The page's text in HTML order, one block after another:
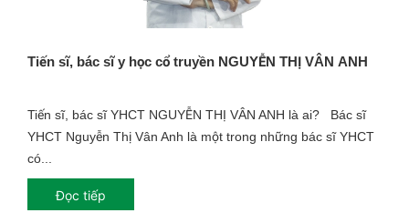
Tiến sĩ, bác sĩ y học cổ truyền NGUYỄN THỊ VÂN ANH
Tiến sĩ, bác sĩ YHCT NGUYỄN THỊ VÂN ANH là ai? Bác sĩ
YHCT Nguyễn Thị Vân Anh là một trong những bác sĩ YHCT
có...
Đọc tiếp